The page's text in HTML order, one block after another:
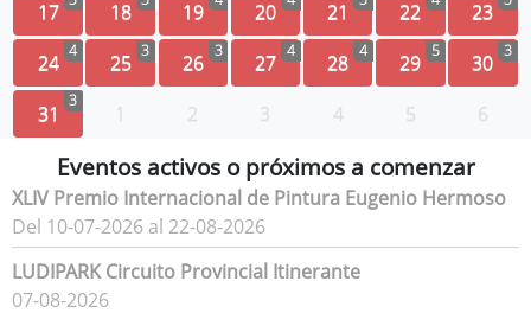
17 18 19 20 21 22 23
24 4 25 3 26 3 27 4 28 4 29 5 30 3
31 3 1 2 3 4 5 6
Eventos activos o próximos a comenzar
XLIV Premio Internacional de Pintura Eugenio Hermoso
Del 10-07-2026 al 22-08-2026
LUDIPARK Circuito Provincial Itinerante
07-08-2026